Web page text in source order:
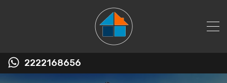
2222168656